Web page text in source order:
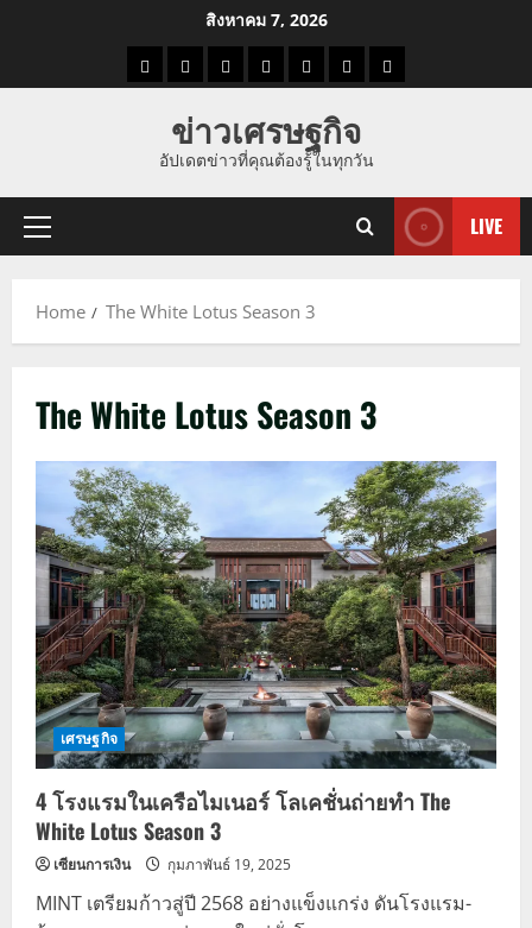
สิงหาคม 7, 2026
ราคาแนว
ราคา
ทอง
ข่าว
นี้
ข่าว
ดูด
ที่
ผู้ชาย
ข่าวเศรษฐกิจ
อัปเดตข่าวที่คุณต้องรู้ในทุกวัน
Primary
LIVE
Home The White Lotus Season 3
The White Lotus Season 3
เศรษฐกิจ
4 โรงแรมในเครือไมเนอร์ โลเคชั่นถ่ายทำ The
White Lotus Season 3
เซียนการเงิน กุมภาพันธ์ 19, 2025
MINT เตรียมก้าวสู่ปี 2568 อย่างแข็งแกร่ง ดันโรงแรม-